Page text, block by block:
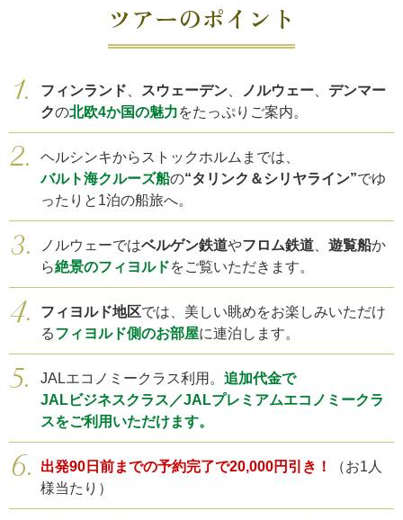
ツアーのポイント
フィンランド スウェーデン ノルウェー
デンマー
クの北欧4か国の魅力をたっぷりご案内。
ヘルシンキからストックホルムまでは、
バルト海クルーズ船の“タリンク＆シリヤライン”でゆ
ったりと1泊の船旅へ。
ノルウェーではベルゲン鉄道やフロム鉄道 遊覧船か
ら絶景のフィヨルドをご覧いただきます。
フィヨルド地区では、美しい眺めをお楽しみいただけ
るフィヨルド側のお部屋に連泊します。
JALエコノミークラス利用。 追加代金で
JALビジネスクラス／JALプレミアムエコノミークラ
スをご利用いただけます。
出発90日前までの予約完了で20,000円引き！
（お1人
様当たり）